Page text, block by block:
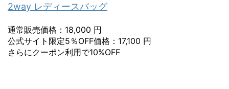
2way レディースバッグ
通常販売価格：18,000 円
公式サイト限定5％OFF価格：17,100 円
さらにクーポン利用で10%OFF